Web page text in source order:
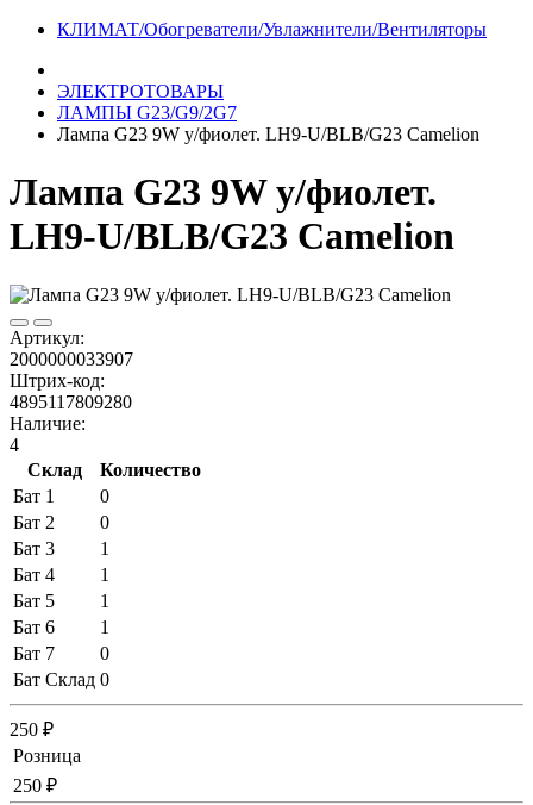
КЛИМАТ/Обогреватели/Увлажнители/Вентиляторы
ЭЛЕКТРОТОВАРЫ
ЛАМПЫ G23/G9/2G7
Лампа G23 9W у/фиолет. LH9-U/BLB/G23 Camelion
Лампа G23 9W у/фиолет.
LH9-U/BLB/G23 Camelion
Артикул:
2000000033907
Штрих-код:
4895117809280
Наличие:
4
Склад
Количество
Бат 1
0
Бат 2
0
Бат 3
1
Бат 4
1
Бат 5
1
Бат 6
1
Бат 7
0
Бат Склад 0
250 ₽
Розница
250 ₽